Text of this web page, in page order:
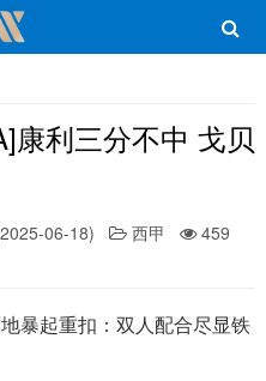
康利三分不中 戈贝
06-18) 西甲
459
暴起重扣：双人配合尽显铁